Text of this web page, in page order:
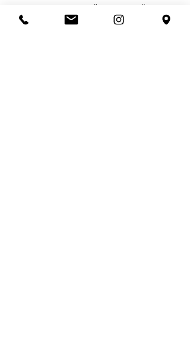
BUDGET: WIEVIEL MÖCHTE ICH FÜR MEIN
BRAUTKLEID AUSGEBEN?